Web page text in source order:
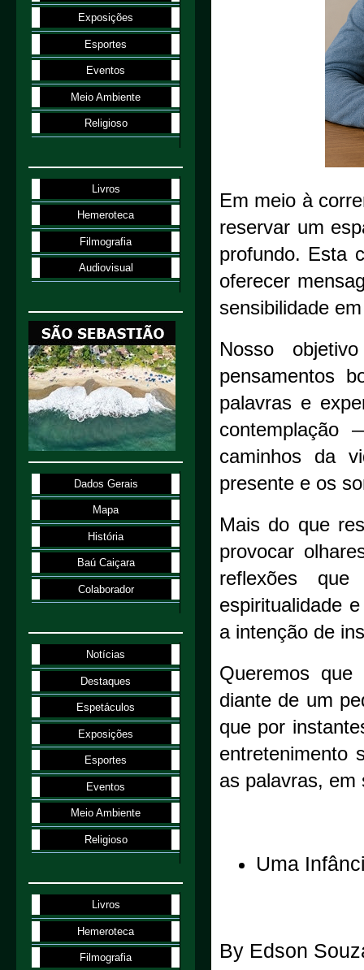
Em meio à
reservar um
profundo. Esta
oferecer
sensibilidade
Nosso
pensamentos
palavras e
contemplação
caminhos da
presente e os
Mais do que
provocar
reflexões
espiritualidade
a intenção de
Queremos
diante de um
que por
as palavras, em
Uma
By Edson
Exposições
Esportes
Eventos
Meio Ambiente
Religioso
Livros
Hemeroteca
Filmografia
Audiovisual
Dados Gerais
Mapa
História
Baú Caiçara
Colaborador
Notícias
Destaques
Espetáculos
Exposições
Esportes
Eventos
Meio Ambiente
Religioso
Livros
Hemeroteca
Filmografia